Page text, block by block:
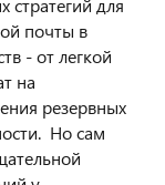
почты в
- от легкой
на
резервных
Но сам